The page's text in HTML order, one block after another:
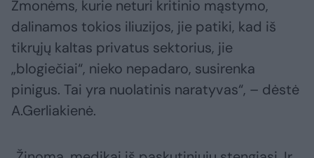
Žmonėms, kurie neturi kritinio mąstymo,
dalinamos tokios iliuzijos, jie patiki, kad iš
tikrųjų kaltas privatus sektorius, jie
„blogiečiai“, nieko nepadaro, susirenka
pinigus. Tai yra nuolatinis naratyvas“, – dėstė
A.Gerliakienė.